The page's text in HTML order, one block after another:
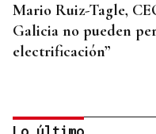
Mario Ruiz-Tagle,
Galicia no pueden
electrificación”